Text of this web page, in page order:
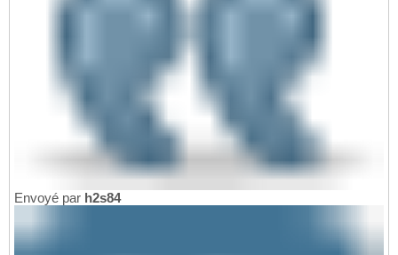
Envoyé par h2s84